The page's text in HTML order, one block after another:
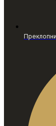
Преклопни